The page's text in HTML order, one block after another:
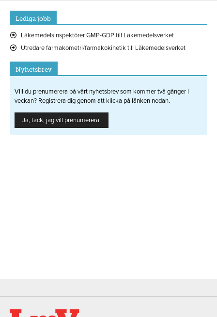
Lediga jobb
Läkemedelsinspektörer GMP-GDP till Läkemedelsverket
Utredare farmakometri/farmakokinetik till Läkemedelsverket
Nyhetsbrev
Vill du prenumerera på vårt nyhetsbrev som kommer två gånger i
veckan? Registrera dig genom att klicka på länken nedan.
Ja, tack, jag vill prenumerera.